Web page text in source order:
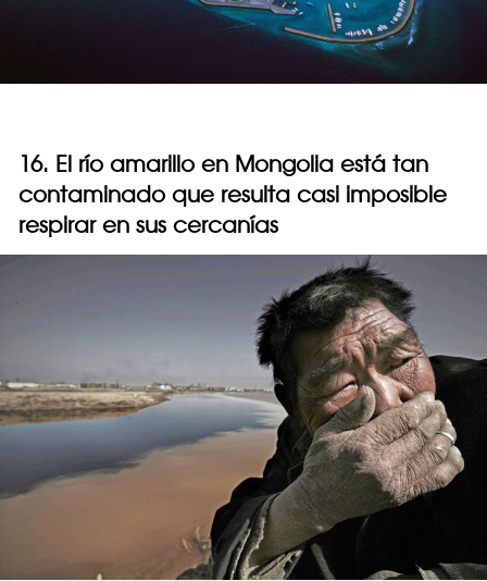
16. El río amarillo en Mongolia está tan
contaminado que resulta casi imposible
respirar en sus cercanías